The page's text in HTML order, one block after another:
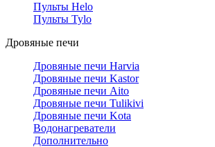
Пульты Helo
Пульты Tylo
Дровяные печи
Дровяные печи Harvia
Дровяные печи Kastor
Дровяные печи Aito
Дровяные печи Tulikivi
Дровяные печи Kota
Водонагреватели
Дополнительно